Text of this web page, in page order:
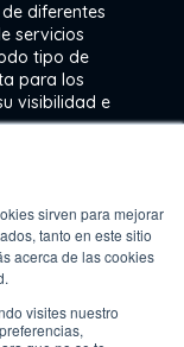
sirven para mejorar
tanto en este sitio
acerca de las cookies
visites nuestro
diferentes
servicios
tipo de
para los
visibilidad e
at